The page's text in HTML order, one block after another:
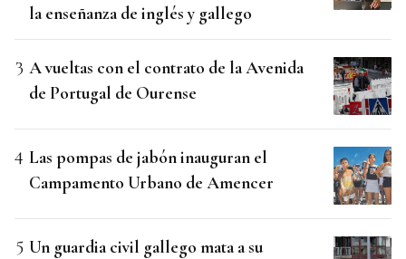
la enseñanza de inglés y gallego
A vueltas con el contrato de la Avenida
de Portugal de Ourense
Las pompas de jabón inauguran el
Campamento Urbano de Amencer
Un guardia civil gallego mata a su